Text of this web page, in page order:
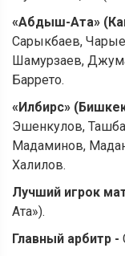
«Абдыш-Ата»
Сарыкбаев,
Шамурзаев,
Баррето.
«Илбирс»
Эшенкулов,
Мадаминов,
Халилов.
Лучший игрок
Ата»).
Главный арбитр -